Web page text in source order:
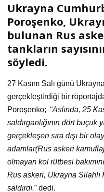
Ukrayna
Poroşenko,
bulunan Rus
tankların
söyledi.
27 Kasım Salı günü
gerçekleştirdiği bir
Poroşenko; “Aslında, 25
saldırganlığının dört buçuk
gerçekleşen sıra dışı bir
adamlar(Rus askeri
olmayan kol rütbesi
Rus askeri, Ukrayna Silahlı
saldırdı.” dedi.